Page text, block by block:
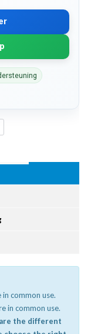
common use.
in common use.
are the different